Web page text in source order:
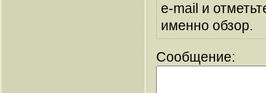
e-mail и
именно обзор.
Сообщение: